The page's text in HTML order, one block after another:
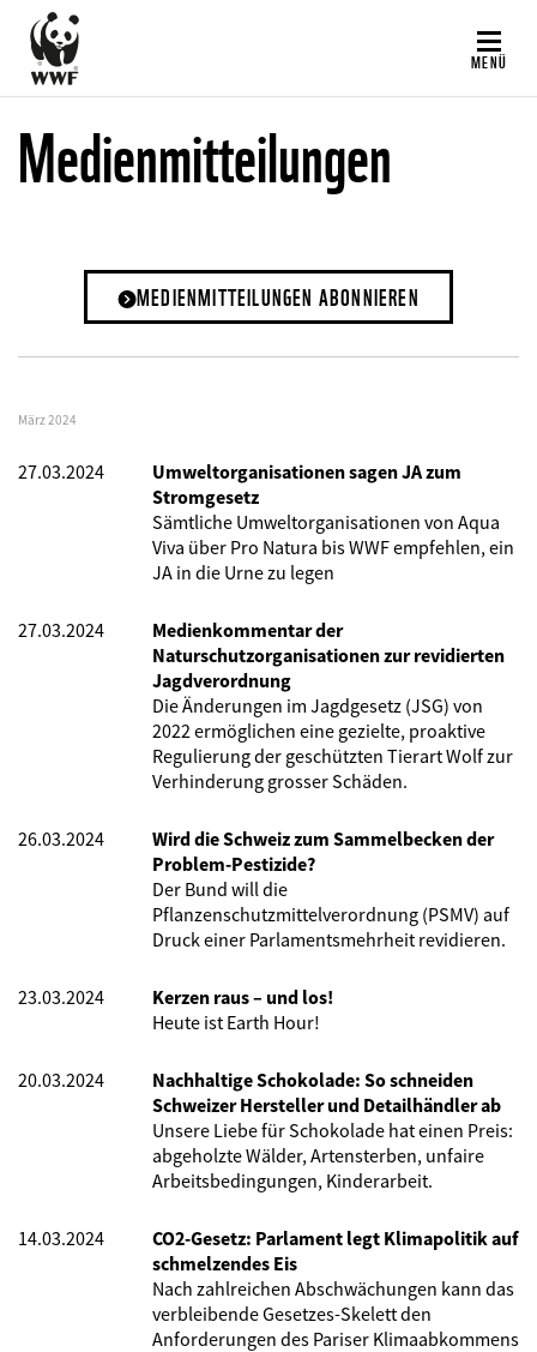
Direkt
zum
Inhalt
MENÜ
Medienmitteilungen
MEDIENMITTEILUNGEN ABONNIEREN
März 2024
27.03.2024
Umweltorganisationen sagen JA zum
Stromgesetz
Sämtliche Umweltorganisationen von Aqua
Viva über Pro Natura bis WWF empfehlen, ein
JA in die Urne zu legen
27.03.2024
Medienkommentar der
Naturschutzorganisationen zur revidierten
Jagdverordnung
Die Änderungen im Jagdgesetz (JSG) von
2022 ermöglichen eine gezielte, proaktive
Regulierung der geschützten Tierart Wolf zur
Verhinderung grosser Schäden.
26.03.2024
Wird die Schweiz zum Sammelbecken der
Problem-Pestizide?
Der Bund will die
Pflanzenschutzmittelverordnung (PSMV) auf
Druck einer Parlamentsmehrheit revidieren.
23.03.2024
Kerzen raus – und los!
Heute ist Earth Hour!
20.03.2024
Nachhaltige Schokolade: So schneiden
Schweizer Hersteller und Detailhändler ab
Unsere Liebe für Schokolade hat einen Preis:
abgeholzte Wälder, Artensterben, unfaire
Arbeitsbedingungen, Kinderarbeit.
14.03.2024
CO2-Gesetz: Parlament legt Klimapolitik auf
schmelzendes Eis
Nach zahlreichen Abschwächungen kann das
verbleibende Gesetzes-Skelett den
Anforderungen des Pariser Klimaabkommens